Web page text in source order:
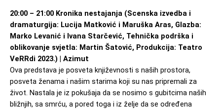
20:00 – 21:00 Kronika nestajanja (Scenska izvedba i
dramaturgija: Lucija Matković i Maruška Aras, Glazba:
Marko Levanić i Ivana Starčević, Tehnička podrška i
oblikovanje svjetla: Martin Šatović, Produkcija: Teatro
VeRRdi 2023.) | Azimut
Ova predstava je posveta književnosti s naših prostora,
posveta ženama i našim starima koji su nas pripremali za
život. Nastala je iz pokušaja da se nosimo s gubitcima naših
bližnjih, sa smrću, a pored toga i iz želje da se određena